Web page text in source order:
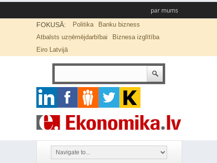
par mums
FOKUSĀ: Politika
Banku bizness
Atbalsts uzņēmējdarbībai
Biznesa izglītība
Eiro Latvijā